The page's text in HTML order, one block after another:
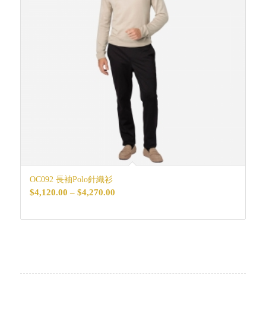
OC092 長袖Polo針織衫
$4,120.00 – $4,270.00價
範